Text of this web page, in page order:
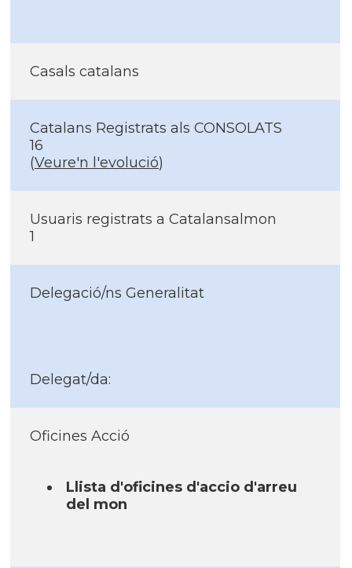
Casals catalans
Catalans Registrats als CONSOLATS
16
(Veure'n l'evolució)
Usuaris registrats a Catalansalmon
1
Delegació/ns Generalitat
Delegat/da:
Oficines Acció
Llista d'oficines d'accio d'arreu
del mon